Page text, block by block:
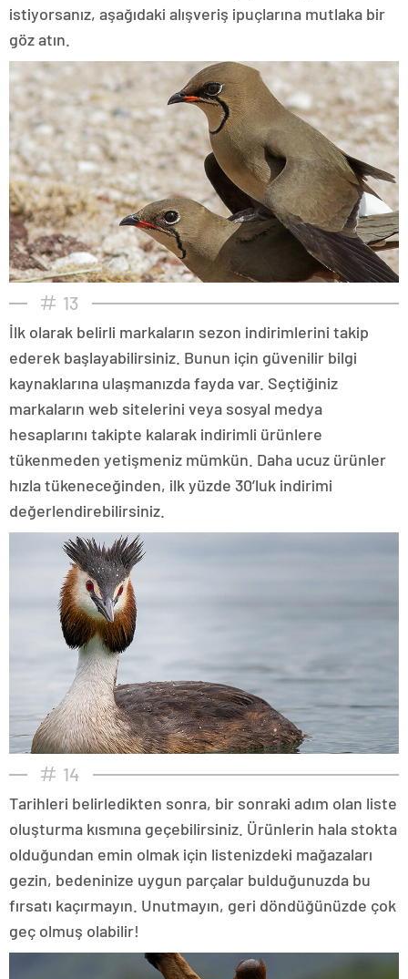
istiyorsanız, aşağıdaki alışveriş ipuçlarına mutlaka bir
göz atın.
13
İlk olarak belirli markaların sezon indirimlerini takip
ederek başlayabilirsiniz. Bunun için güvenilir bilgi
kaynaklarına ulaşmanızda fayda var. Seçtiğiniz
markaların web sitelerini veya sosyal medya
hesaplarını takipte kalarak indirimli ürünlere
tükenmeden yetişmeniz mümkün. Daha ucuz ürünler
hızla tükeneceğinden, ilk yüzde 30’luk indirimi
değerlendirebilirsiniz.
14
Tarihleri belirledikten sonra, bir sonraki adım olan liste
oluşturma kısmına geçebilirsiniz. Ürünlerin hala stokta
olduğundan emin olmak için listenizdeki mağazaları
gezin, bedeninize uygun parçalar bulduğunuzda bu
fırsatı kaçırmayın. Unutmayın, geri döndüğünüzde çok
geç olmuş olabilir!